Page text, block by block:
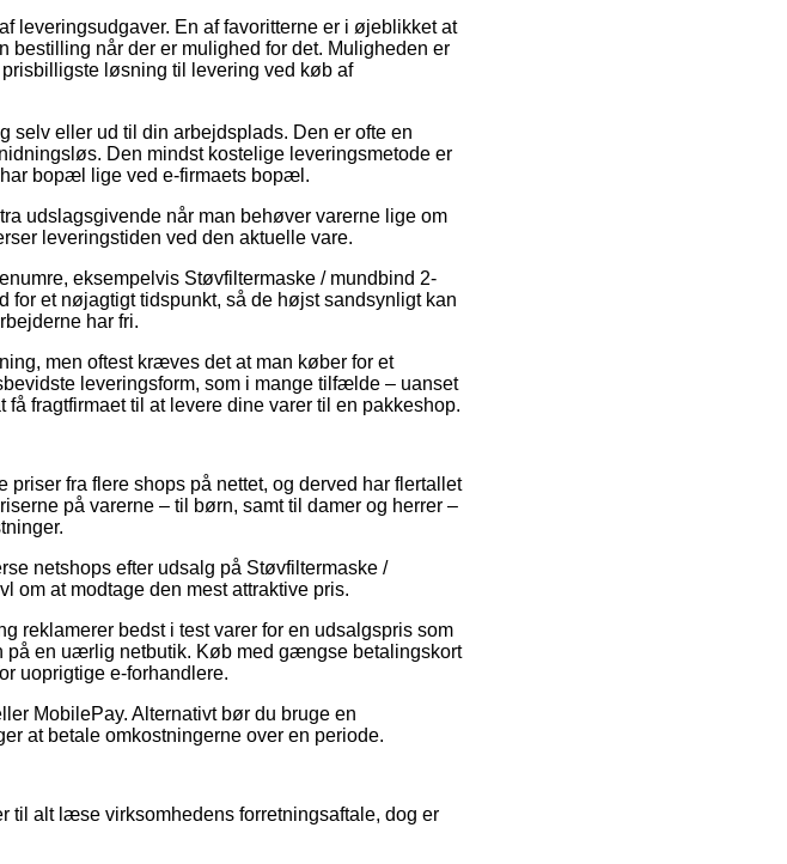
leveringsudgaver. En af favoritterne er i øjeblikket at
bestilling når der er mulighed for det. Muligheden er
løsning til levering ved køb af
eller ud til din arbejdsplads. Den er ofte en
Den mindst kostelige leveringsmetode er
bopæl lige ved e-firmaets bopæl.
udslagsgivende når man behøver varerne lige om
leveringstiden ved den aktuelle vare.
eksempelvis Støvfiltermaske / mundbind 2-
et nøjagtigt tidspunkt, så de højst sandsynligt kan
har fri.
men oftest kræves det at man køber for et
leveringsform, som i mange tilfælde – uanset
fragtfirmaet til at levere dine varer til en pakkeshop.
fra flere shops på nettet, og derved har flertallet
på varerne – til børn, samt til damer og herrer –
netshops efter udsalg på Støvfiltermaske /
om at modtage den mest attraktive pris.
reklamerer bedst i test varer for en udsalgspris som
en uærlig netbutik. Køb med gængse betalingskort
uoprigtige e-forhandlere.
MobilePay. Alternativt bør du bruge en
at betale omkostningerne over en periode.
til alt læse virksomhedens forretningsaftale, dog er